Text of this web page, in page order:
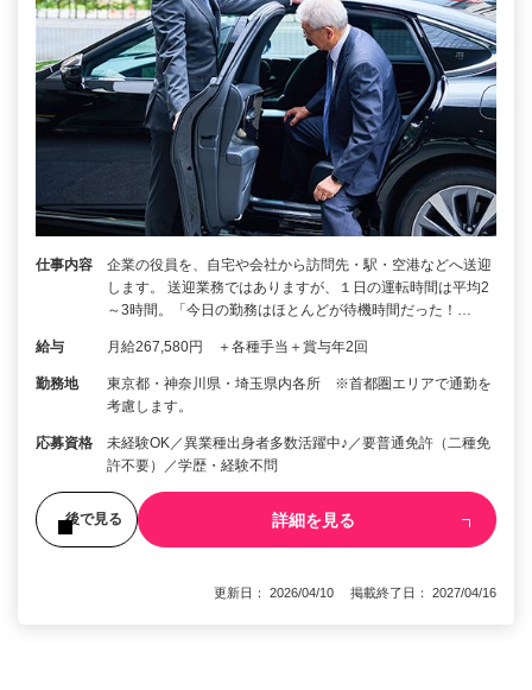
仕事内容
企業の役員を、自宅や会社から訪問先・駅・空港などへ送迎
します。 送迎業務ではありますが、１日の運転時間は平均2
～3時間。「今日の勤務はほとんどが待機時間だった！…
給与 月給267,580円 ＋各種手当＋賞与年2回
勤務地
東京都・神奈川県・埼玉県内各所 ※首都圏エリアで通勤を
考慮します。
応募資格
未経験OK／異業種出身者多数活躍中♪／要普通免許（二種免
許不要）／学歴・経験不問
後で見る 詳細を見る
更新日： 2026/04/10 掲載終了日： 2027/04/16